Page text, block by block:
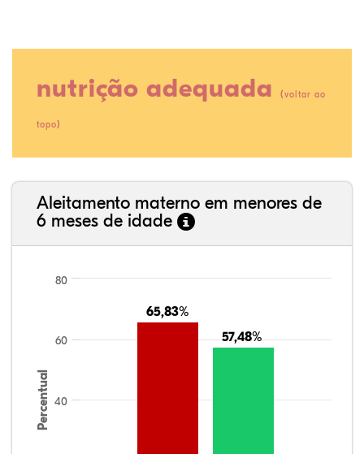
nutrição adequada (voltar ao
topo)
Aleitamento materno em menores de
6 meses de idade
Percentual
65,83%
65,83%
57,48%
57,48%
40
60
80